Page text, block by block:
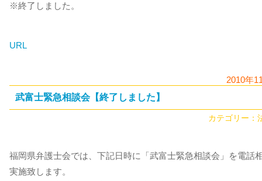
※終了しました。
URL
2010年
武富士緊急相談会【終了しました】
カテゴリー：
福岡県弁護士会では、下記日時に「武富士緊急相談会」を電話
実施致します。